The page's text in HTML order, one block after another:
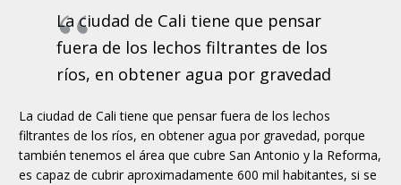
La ciudad de Cali tiene que pensar
fuera de los lechos filtrantes de los
ríos, en obtener agua por gravedad
La ciudad de Cali tiene que pensar fuera de los lechos
filtrantes de los ríos, en obtener agua por gravedad, porque
también tenemos el área que cubre San Antonio y la Reforma,
es capaz de cubrir aproximadamente 600 mil habitantes, si se